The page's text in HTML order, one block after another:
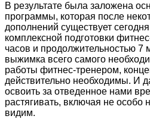
В результате была заложена
программы, которая после
дополнений существует
комплексной подготовки
часов и продолжительностью 7
выжимка всего самого
работы фитнес-тренером,
действительно необходимы. И
освоить за отведенное нами
растягивать, включая не
видим.